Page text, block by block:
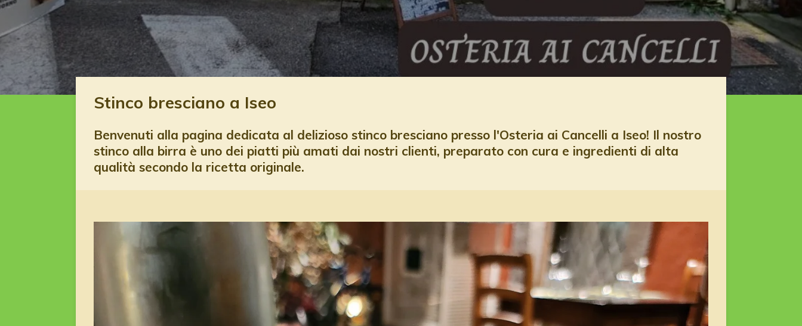
Stinco bresciano a Iseo
Benvenuti alla pagina dedicata al delizioso stinco bresciano presso l'Osteria ai Cancelli a Iseo! Il nostro
qualità secondo la ricetta originale.